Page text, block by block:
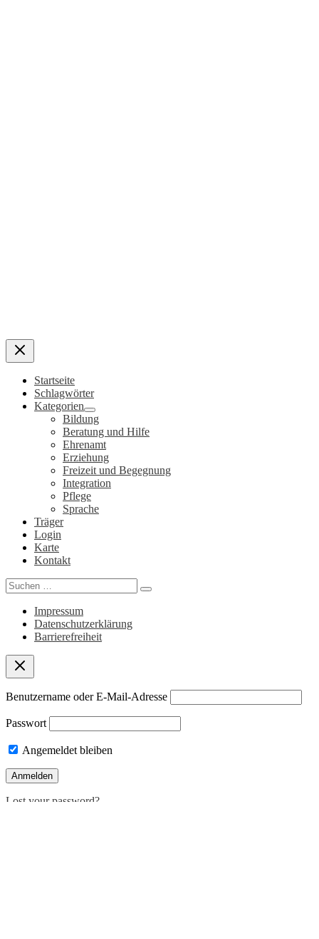
Startseite
Schlagwörter
Kategorien
Bildung
Beratung und Hilfe
Ehrenamt
Erziehung
Freizeit und Begegnung
Integration
Pflege
Sprache
Träger
Login
Karte
Kontakt
Search
for:
Impressum
Datenschutzerklärung
Barrierefreiheit
Benutzername oder E-Mail-Adresse
Passwort
Angemeldet bleiben
Lost your password?